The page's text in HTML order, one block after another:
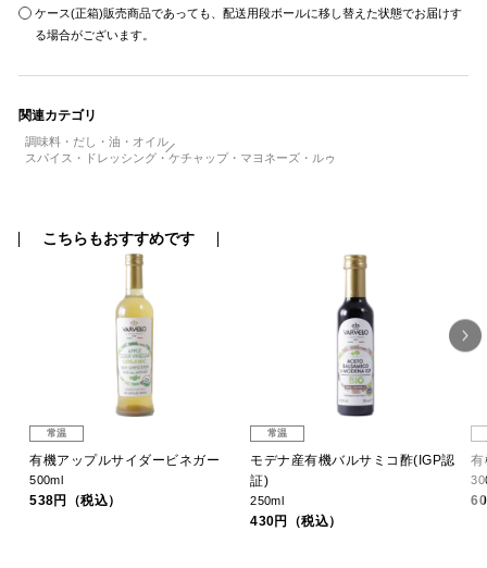
ケース(正箱)販売商品であっても、配送用段ボールに移し替えた状態でお届けす
る場合がございます。
関連カテゴリ
調味料・だし・油・オイル
スパイス・ドレッシング・ケチャップ・マヨネーズ・ルゥ
こちらもおすすめです
常温
有機アップルサイダービネガー
500ml
538円（税込）
常温
モデナ産有機バルサミコ酢(IGP認
証)
250ml
430円（税込）